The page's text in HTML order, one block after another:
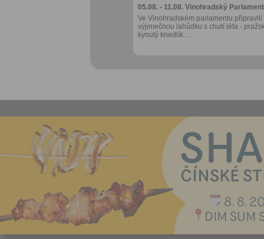
05.08. - 11.08. Vinohradský Parlament
Ve Vinohradském parlamentu připravili
výjimečnou lahůdku s chutí léta -
kynutý knedlík…